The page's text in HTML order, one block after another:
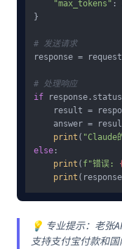
"max_tokens" :
}
# 发送请求
response =
# 处理响应
if
result =
answer =
print ( "Claude
else :
print ( f"错误:
print
💡 专业提示：老张
支持支付宝付款和